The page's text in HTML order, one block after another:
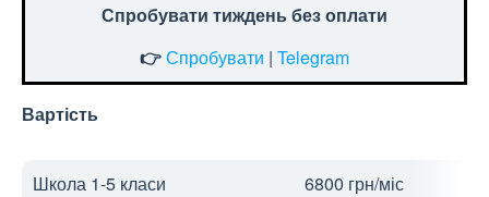
Спробувати тиждень без оплати
👉Спробувати | Telegram
Вартість
Школа 1-5 класи
6800 грн/міс